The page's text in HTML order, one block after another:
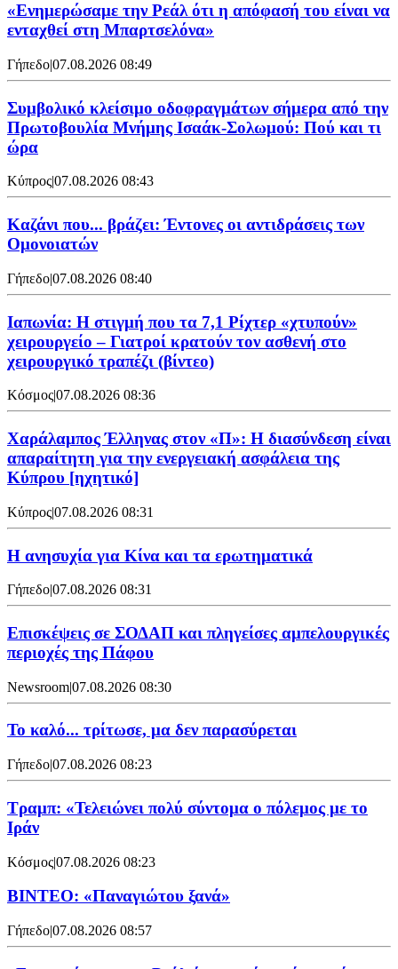
«Ενημερώσαμε την Ρεάλ ότι η απόφασή του είναι να
ενταχθεί στη Μπαρτσελόνα»
Γήπεδο|07.08.2026 08:49
Συμβολικό κλείσιμο οδοφραγμάτων σήμερα από την
Πρωτοβουλία Μνήμης Ισαάκ-Σολωμού: Πού και τι
ώρα
Κύπρος07.08.2026 08:43
Καζάνι που... βράζει: Έντονες οι αντιδράσεις των
Ομονοιατών
Γήπεδο|07.08.2026 08:40
Ιαπωνία: Η στιγμή που τα 7,1 Ρίχτερ «χτυπούν»
χειρουργείο – Γιατροί κρατούν τον ασθενή στο
χειρουργικό τραπέζι (βίντεο)
Κόσμος|07.08.2026 08:36
Χαράλαμπος Έλληνας στον «Π»: Η διασύνδεση είναι
απαραίτητη για την ενεργειακή ασφάλεια της
Κύπρου [ηχητικό]
Κύπρος|07.08.2026 08:31
Η ανησυχία για Κίνα και τα ερωτηματικά
Γήπεδο|07.08.2026 08:31
Επισκέψεις σε ΣΟΔΑΠ και πληγείσες αμπελουργικές
περιοχές της Πάφου
Newsroom|07.08.2026 08:30
Το καλό... τρίτωσε, μα δεν παρασύρεται
Γήπεδο|07.08.2026 08:23
Τραμπ: «Τελειώνει πολύ σύντομα ο πόλεμος με το
Ιράν
Κόσμος|07.08.2026 08:23
ΒΙΝΤΕΟ: «Παναγιώτου ξανά»
Γήπεδο|07.08.2026 08:57